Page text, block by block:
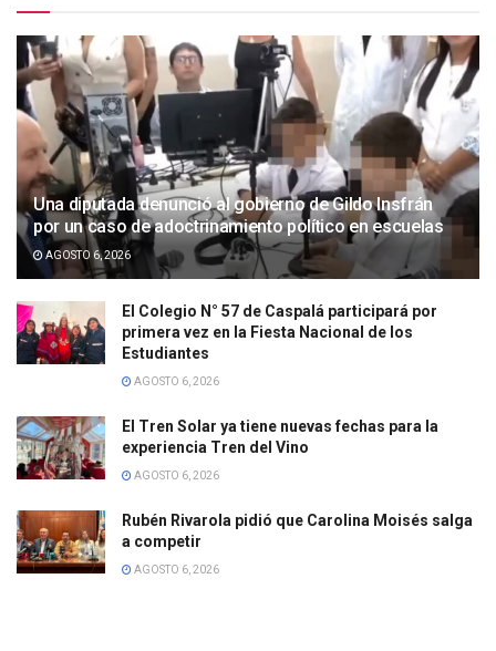
Una diputada denunció al gobierno de Gildo Insfrán
por un caso de adoctrinamiento político en escuelas
AGOSTO 6, 2026
El Colegio N° 57 de Caspalá participará por
primera vez en la Fiesta Nacional de los
Estudiantes
AGOSTO 6, 2026
El Tren Solar ya tiene nuevas fechas para la
experiencia Tren del Vino
AGOSTO 6, 2026
Rubén Rivarola pidió que Carolina Moisés salga
a competir
AGOSTO 6, 2026